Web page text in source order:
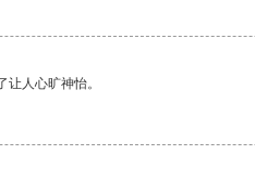
人心旷神怡。